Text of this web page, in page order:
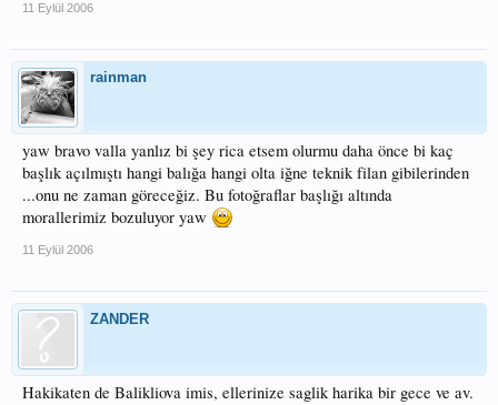
11 Eylül 2006
rainman
yaw bravo valla yanlız bi şey rica etsem olurmu daha önce bi kaç
başlık açılmıştı hangi balığa hangi olta iğne teknik filan gibilerinden
...onu ne zaman göreceğiz. Bu fotoğraflar başlığı altında
morallerimiz bozuluyor yaw
11 Eylül 2006
ZANDER
Hakikaten de Balikliova imis, ellerinize saglik harika bir gece ve av.